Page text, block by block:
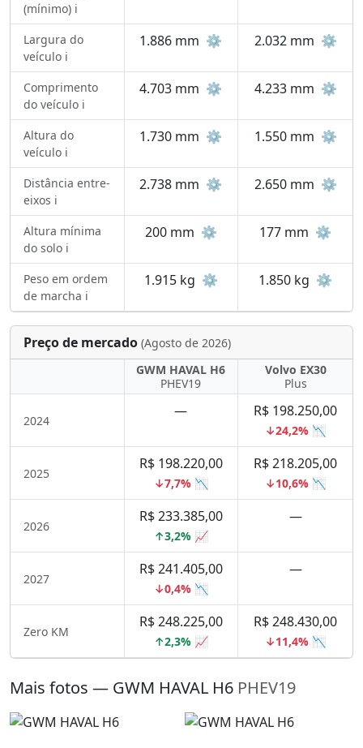
(mínimo) ℹ️
Largura do
veículo ℹ️
1.886 mm ⚙️ 2.032 mm ⚙️
Comprimento
do veículo ℹ️
4.703 mm ⚙️ 4.233 mm ⚙️
Altura do
veículo ℹ️
1.730 mm ⚙️ 1.550 mm ⚙️
Distância entre-
eixos ℹ️
2.738 mm ⚙️ 2.650 mm ⚙️
Altura mínima
do solo ℹ️
200 mm ⚙️ 177 mm ⚙️
Peso em ordem
de marcha ℹ️
1.915 kg ⚙️ 1.850 kg ⚙️
Preço de mercado (Agosto de 2026)
GWM HAVAL H6
PHEV19
Volvo EX30
Plus
2024
— R$ 198.250,00
↓24,2% 📉
2025
R$ 198.220,00
↓7,7% 📉
R$ 218.205,00
↓10,6% 📉
2026
R$ 233.385,00
↑3,2% 📈
—
2027
R$ 241.405,00
↓0,4% 📉
—
Zero KM
R$ 248.225,00
↑2,3% 📈
R$ 248.430,00
↓11,4% 📉
Mais fotos — GWM HAVAL H6 PHEV19